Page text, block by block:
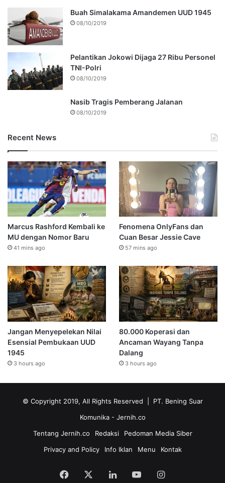
Buah Simalakama Amandemen UUD 1945
08/10/2019
Pelantikan Jokowi Dijaga 27 Ribu Personel
TNI-Polri
08/10/2019
Nasib Tragis Pemberang Jalanan
08/10/2019
Recent News
Marcus Rashford Kembali ke
MU dengan Nomor Baru
41 mins ago
Fenomena OnlyFans dan
Cuan Besar Jessie Cave
57 mins ago
Jangan Menyepelekan Nilai
Esensial Pembukaan UUD
1945
3 hours ago
80.000 Koperasi dan
Ancaman Wayang Tanpa
Dalang
3 hours ago
© Copyright 2019, All Rights Reserved | PT. Bening Suar
Komunika - Jernih.co
Tentang Jernih.co
Redaksi
Pedoman Media Siber
Privacy and Policy
Info Iklan Menu Kontak
Facebook LinkedInYouTubeInstagram